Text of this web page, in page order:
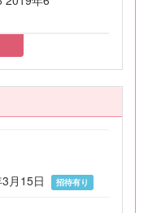
月15日
招待有り